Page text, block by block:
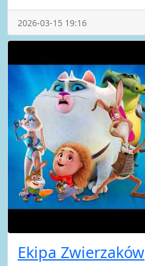
2026-03-15 19:16
Ekipa Zwierzaków